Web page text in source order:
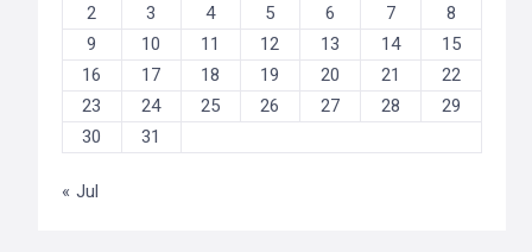
2
3 4 5 6 7
8
9
10 11 12 13 14
15
16
17 18 19 20 21
22
23
24 25 26 27 28
29
30
31
« Jul